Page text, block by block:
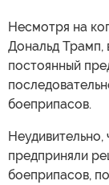
Несмотря на
Дональд Трамп,
постоянный
боеприпасов.
предприняли
боеприпасов,